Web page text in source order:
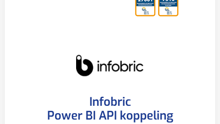
Infobric
Power BI API koppeling